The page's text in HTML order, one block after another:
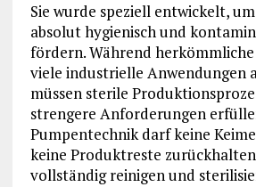
Sie wurde speziell entwickelt,
absolut hygienisch und
fördern. Während
viele industrielle Anwendungen
müssen sterile
strengere Anforderungen
Pumpentechnik darf keine
keine Produktreste
vollständig reinigen und